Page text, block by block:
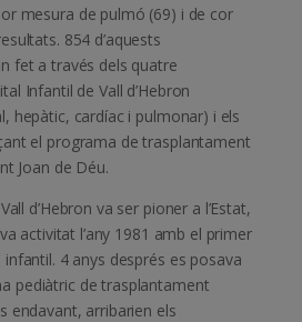
mesura de pulmó (69) i de cor
854 d’aquests
fet a través dels quatre
Infantil de Vall d’Hebron
hepàtic, cardíac i pulmonar) i els
el programa de trasplantament
Joan de Déu.
d’Hebron va ser pioner a l’Estat,
activitat l’any 1981 amb el primer
4 anys després es posava
pediàtric de trasplantament
endavant, arribarien els